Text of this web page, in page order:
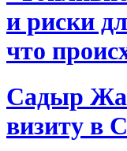
и риски
что
Садыр
визиту в